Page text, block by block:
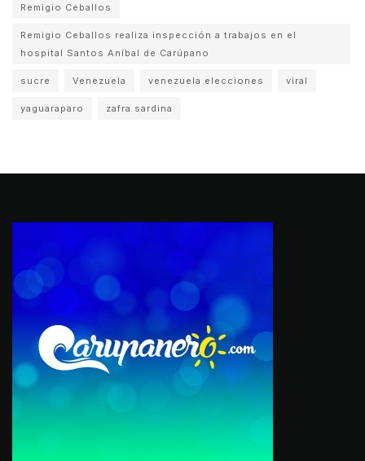
Remigio Ceballos
Remigio Ceballos realiza inspección a trabajos en el
hospital Santos Aníbal de Carúpano
sucre Venezuela venezuela elecciones viral
yaguaraparo zafra sardina